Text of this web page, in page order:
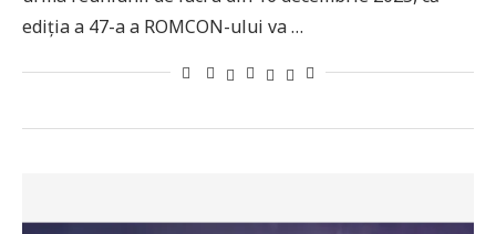
ediția a 47-a a ROMCON-ului va …